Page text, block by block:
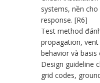
systems, nền
response. [R6]
Test method
propagation,
behavior và
Design guideline
grid codes,